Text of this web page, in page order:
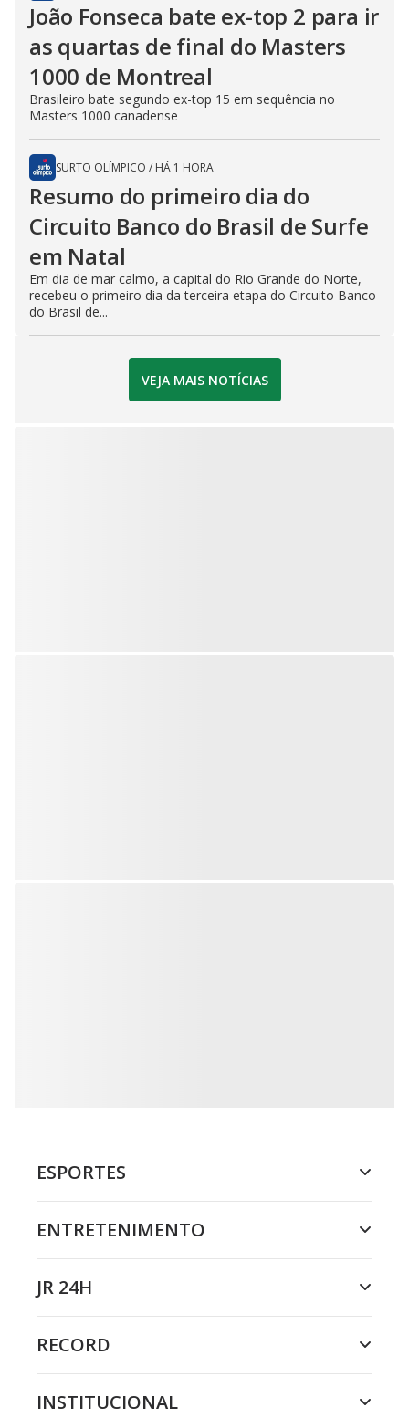
João Fonseca bate ex-top 2 para ir
as quartas de final do Masters
1000 de Montreal
Brasileiro bate segundo ex-top 15 em sequência no
Masters 1000 canadense
SURTO OLÍMPICO / HÁ 1 HORA
Resumo do primeiro dia do
Circuito Banco do Brasil de Surfe
em Natal
Em dia de mar calmo, a capital do Rio Grande do Norte,
recebeu o primeiro dia da terceira etapa do Circuito Banco
do Brasil de...
VEJA MAIS NOTÍCIAS
ESPORTES
ENTRETENIMENTO
JR 24H
RECORD
INSTITUCIONAL